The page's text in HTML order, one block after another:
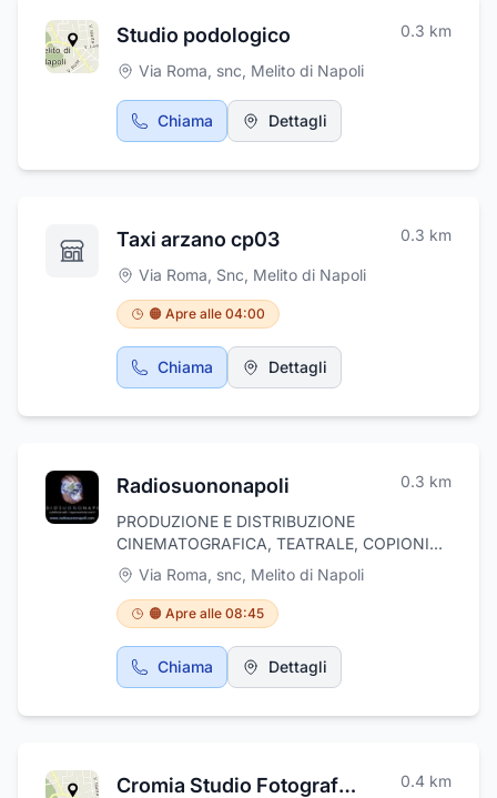
Studio podologico 0.3 km
Via Roma, snc, Melito di Napoli
Chiama Dettagli
Taxi arzano cp03 0.3 km
Via Roma, Snc, Melito di Napoli
🟠 Apre alle 04:00
Chiama Dettagli
Radiosuononapoli 0.3 km
PRODUZIONE E DISTRIBUZIONE
CINEMATOGRAFICA, TEATRALE, COPIONI
SCENEGGIATURE, CONCERTI, EVENTI IN
GENERE, MUSICA, STAZIONE RADIOFONICA,
TV RADIOSUONONAPOLI
Via Roma, snc, Melito di Napoli
🟠 Apre alle 08:45
Chiama Dettagli
Cromia Studio Fotografico di Sergio De Vivo 0.4 km